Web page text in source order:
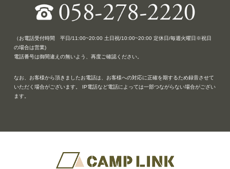
（お電話受付時間 平日/11:00~20:00 土日祝/10:00~20:00 定休日/毎週火曜日※祝日
の場合は営業)
電話番号は御間違えの無いよう、再度ご確認ください。
なお、お客様から頂きましたお電話は、お客様への対応に正確を期するため録音させて
いただく場合がございます。 IP電話など電話によっては一部つながらない場合がござい
ます。